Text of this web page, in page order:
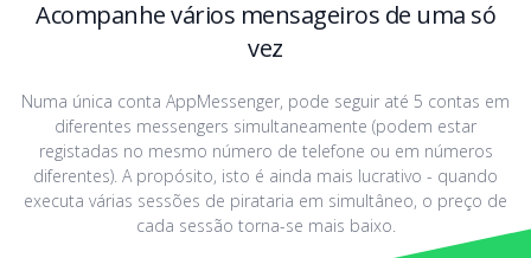
Acompanhe vários mensageiros de uma só
vez
Numa única conta AppMessenger, pode seguir até 5 contas em
diferentes messengers simultaneamente (podem estar
registadas no mesmo número de telefone ou em números
diferentes). A propósito, isto é ainda mais lucrativo - quando
executa várias sessões de pirataria em simultâneo, o preço de
cada sessão torna-se mais baixo.